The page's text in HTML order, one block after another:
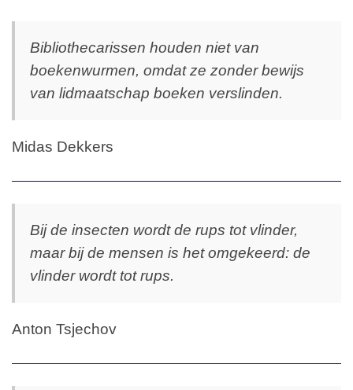
Bibliothecarissen houden niet van
boekenwurmen, omdat ze zonder bewijs
van lidmaatschap boeken verslinden.
Midas Dekkers
Bij de insecten wordt de rups tot vlinder,
maar bij de mensen is het omgekeerd: de
vlinder wordt tot rups.
Anton Tsjechov